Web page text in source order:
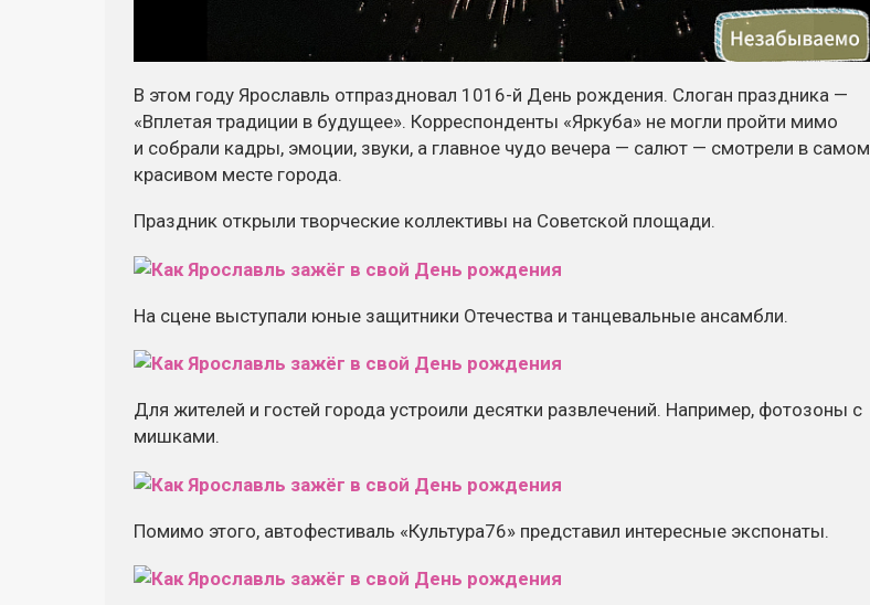
В этом году Ярославль отпраздновал 1016-й День рождения. Слоган праздника —
«Вплетая традиции в будущее». Корреспонденты «Яркуба» не могли пройти мимо
и собрали кадры, эмоции, звуки, а главное чудо вечера — салют — смотрели в самом
красивом месте города.
Праздник открыли творческие коллективы на Советской площади.
На сцене выступали юные защитники Отечества и танцевальные ансамбли.
Для жителей и гостей города устроили десятки развлечений. Например, фотозоны с
мишками.
Помимо этого, автофестиваль «Культура76» представил интересные экспонаты.